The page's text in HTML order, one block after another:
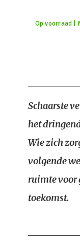
Op voorraad |
Schaarste
het
Wie zich
volgende
ruimte voor
toekomst.